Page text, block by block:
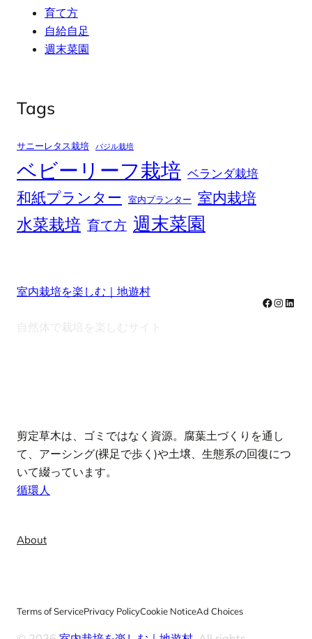
育て方
自給自足
週末菜園
Tags
サニーレタス栽培 バジル栽培
ベビーリーフ栽培 ベランダ栽培
和紙プランター 室内プランター 室内栽培
水菜栽培 育て方 週末菜園
室内栽培を楽しむ｜地遊村
自然体で栽培を楽しむサイト
Facebook
剪定草木は、ゴミではなく資源。腐葉土づくりを通し
て、アーシング(裸足で歩く)や土壌、生態系の回復につ
いて綴っています。
循環人
About
Terms of ServicePrivacy PolicyCookie NoticeAd Choices